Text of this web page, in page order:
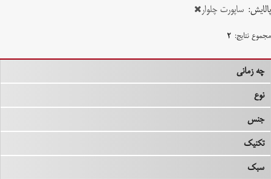
پالایش: ساپورت چلوار
مجموع نتایج: ۲
چه زمانی
نوع
جنس
تکنیک
سبک